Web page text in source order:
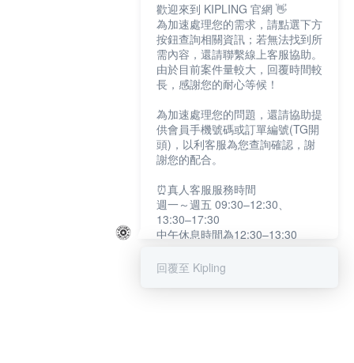
歡迎來到 KIPLING 官網 👋
為加速處理您的需求，請點選下方
按鈕查詢相關資訊；若無法找到所
需內容，還請聯繫線上客服協助。
由於目前案件量較大，回覆時間較
長，感謝您的耐心等候！
為加速處理您的問題，還請協助提
供會員手機號碼或訂單編號(TG開
頭)，以利客服為您查詢確認，謝
謝您的配合。
⏰真人客服服務時間
週一～週五 09:30–12:30、
13:30–17:30
中午休息時間為12:30–13:30
提醒您：系統會自動已讀訊息，如
回覆至 Kipling